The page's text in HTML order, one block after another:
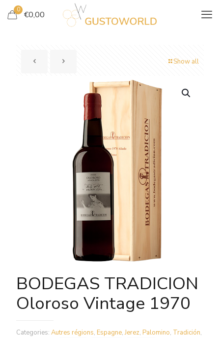
0 €0,00
Show all
BODEGAS TRADICION
Oloroso Vintage 1970
Categories: Autres régions, Espagne,Jerez, Palomino, Tradición,